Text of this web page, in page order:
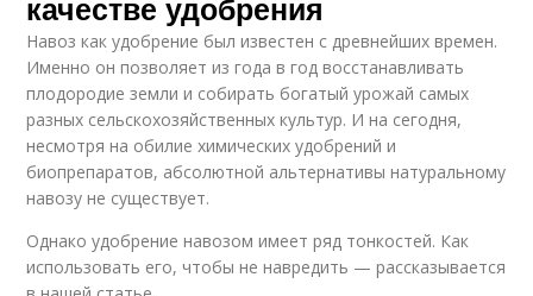
качестве удобрения
Навоз как удобрение был известен с древнейших времен.
Именно он позволяет из года в год восстанавливать
плодородие земли и собирать богатый урожай самых
разных сельскохозяйственных культур. И на сегодня,
несмотря на обилие химических удобрений и
биопрепаратов, абсолютной альтернативы натуральному
навозу не существует.
Однако удобрение навозом имеет ряд тонкостей. Как
использовать его, чтобы не навредить — рассказывается